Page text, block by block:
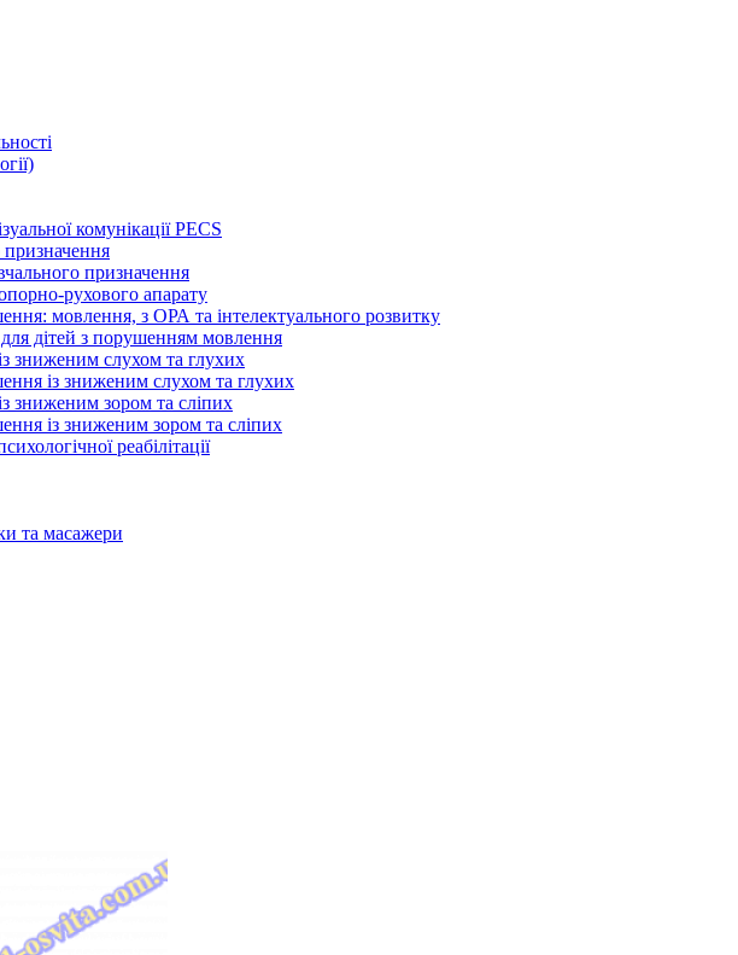
комунікації PECS
призначення
рухового апарату
мовлення, з ОРА та інтелектуального розвитку
дітей з порушенням мовлення
зниженим слухом та глухих
із зниженим слухом та глухих
зниженим зором та сліпих
із зниженим зором та сліпих
реабілітації
та масажери